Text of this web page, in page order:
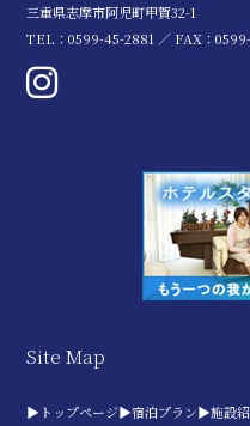
三重県志摩市阿児町甲賀32-1
TEL：0599-45-2881 ／ FAX：
Site Map
▶トップページ▶宿泊プラン▶施設